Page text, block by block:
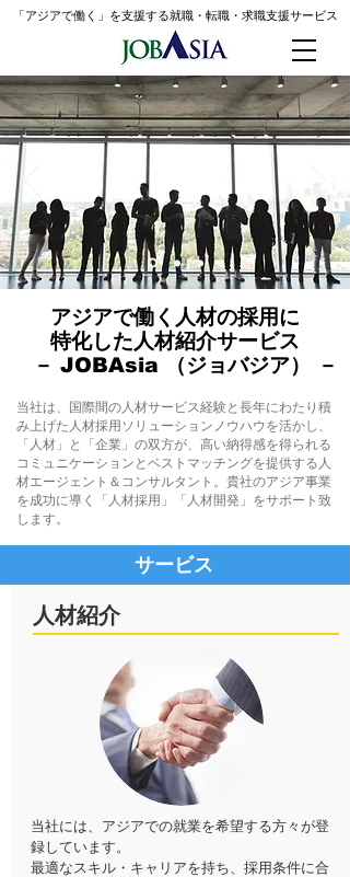
「アジアで働く」を支援する就職・転職・求職支援サービス
サービス
当社には、アジアでの就業を希望する方々が登
録しています。
最適なスキル・キャリアを持ち、採用条件に合
人材紹介
アジアで働く人材の採用に
特化した人材紹介サービス
－ JOBAsia （ジョバジア） －
当社は、国際間の人材サービス経験と長年にわたり積
み上げた人材採用ソリューションノウハウを活かし、
「人材」と「企業」の双方が、高い納得感を得られる
コミュニケーションとベストマッチングを提供する人
材エージェント＆コンサルタント。​​貴社のアジア事業
を成功に導く「人材採用」「人材開発」をサポート致
します。